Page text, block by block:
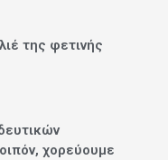
της φετινής
χορεύουμε